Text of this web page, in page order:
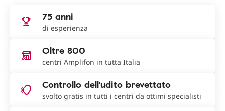
75 anni
di esperienza
Oltre 800
centri Amplifon in tutta Italia
Controllo dell'udito brevettato
svolto gratis in tutti i centri da ottimi specialisti